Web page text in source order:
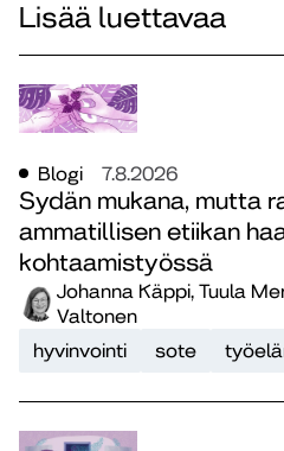
Lisää luettavaa
Blogi 7.8.2026
Sydän mukana, mutta
ammatillisen etiikan
kohtaamistyössä
Johanna Käppi, Tuula
Valtonen
hyvinvointi
sote